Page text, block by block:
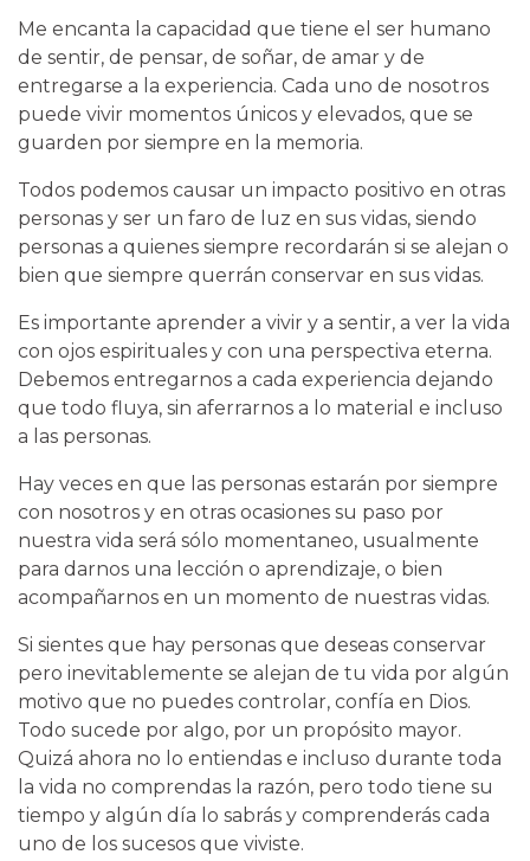
Me encanta la capacidad que tiene el ser humano
de sentir, de pensar, de soñar, de amar y de
entregarse a la experiencia. Cada uno de nosotros
puede vivir momentos únicos y elevados, que se
guarden por siempre en la memoria.
Todos podemos causar un impacto positivo en otras
personas y ser un faro de luz en sus vidas, siendo
personas a quienes siempre recordarán si se alejan o
bien que siempre querrán conservar en sus vidas.
Es importante aprender a vivir y a sentir, a ver la vida
con ojos espirituales y con una perspectiva eterna.
Debemos entregarnos a cada experiencia dejando
que todo fluya, sin aferrarnos a lo material e incluso
a las personas.
Hay veces en que las personas estarán por siempre
con nosotros y en otras ocasiones su paso por
nuestra vida será sólo momentaneo, usualmente
para darnos una lección o aprendizaje, o bien
acompañarnos en un momento de nuestras vidas.
Si sientes que hay personas que deseas conservar
pero inevitablemente se alejan de tu vida por algún
motivo que no puedes controlar, confía en Dios.
Todo sucede por algo, por un propósito mayor.
Quizá ahora no lo entiendas e incluso durante toda
la vida no comprendas la razón, pero todo tiene su
tiempo y algún día lo sabrás y comprenderás cada
uno de los sucesos que viviste.